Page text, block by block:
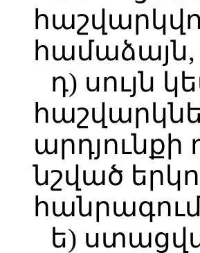
համաձայն,
դ) սույն
արդյունքի
նշված
ե)